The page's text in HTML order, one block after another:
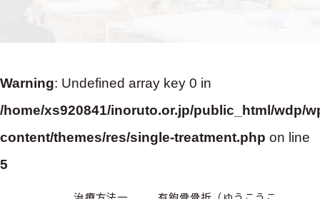
Warning: Undefined array key 0 in
/home/xs920841/inoruto.or.jp/public_html/wdp/
content/themes/res/single-treatment.php on line
5